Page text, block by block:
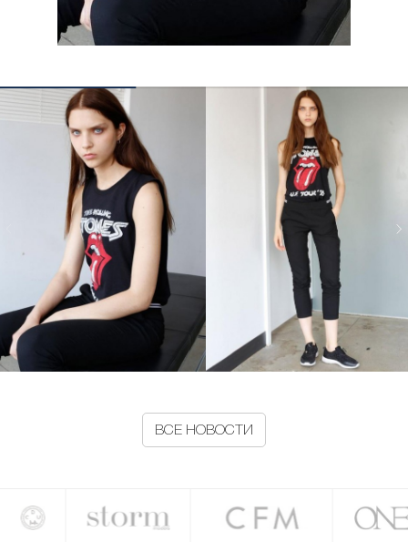
ВСЕ НОВОСТИ